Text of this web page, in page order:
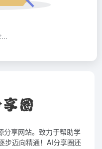
分享网站。致力于帮助学
步迈向精通！AI分享圈还